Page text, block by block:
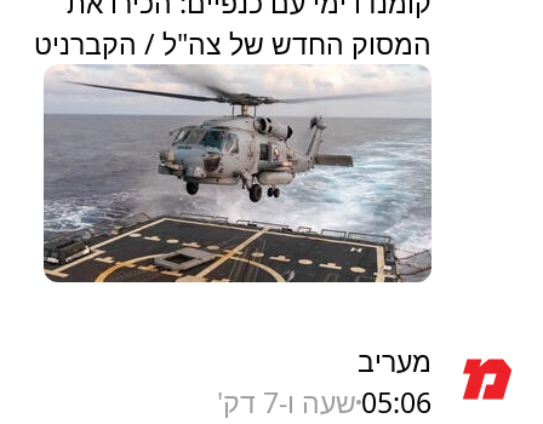
המסוק החדש של צה"ל / הקברניט
מעריב
05:06שעה ו-7 דק'